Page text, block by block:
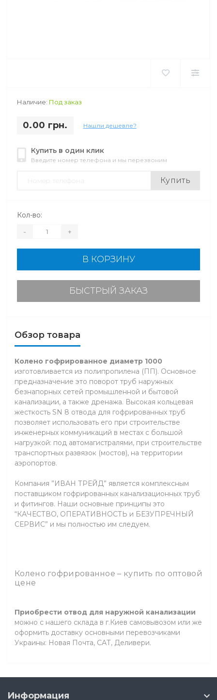
Наличие: Под заказ
0.00 грн. Нашли дешевле?
Купить в один клик
Введите номер телефона и мы перезвоним
Купить
Кол-во:
- +
В КОРЗИНУ
БЫСТРЫЙ ЗАКАЗ
Обзор товара
Колено гофрированное диаметр 1000
изготовливается из полипропилена (ПП). Основное
предназначение это поворот труб наружных
безнапорных сетей промышленной и бытовой
канализации, а также дренажа. Высокая кольцевая
жесткость SN 8 отвода для гофрированных труб
позволяет использовать его при строительстве
инженерных коммуникаций в местах с большой
нагрузкой: под автомагистралями, при строительстве
транспортных развязок (мостов), на территории
аэропортов.
Компания ”ИВАН ТРЕЙД” является комплексным
поставщиком гофрированных канализационных труб
и фитингов. Наши основные принципы это
“КАЧЕСТВО, ОПЕРАТИВНОСТЬ и БЕЗУПРЕЧНЫЙ
СЕРВИС” и мы полностью им следуем.
Колено гофрированное – купить по оптовой
цене
Приобрести отвод для наружной канализации
можно с нашего склада в г.Киев самовывозом или же
оформить доставку основными перевозчиками
Украины: Новая Почта, САТ, Деливери.
Информация